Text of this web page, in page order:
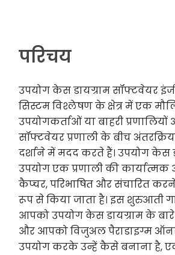
परिचय
उपयोग केस डायग्राम सॉफ्टवेयर
सिस्टम विश्लेषण के क्षेत्र में एक
उपयोगकर्ताओं या बाहरी
सॉफ्टवेयर प्रणाली के बीच
दर्शाने में मदद करते हैं। उपयोग केस
उपयोग एक प्रणाली की
कैप्चर, परिभाषित और संचारित
रूप से किया जाता है। इस शुरुआती
आपको उपयोग केस डायग्राम के
और आपको विजुअल पैराडाइग्म
उपयोग करके उन्हें कैसे बनाना है,